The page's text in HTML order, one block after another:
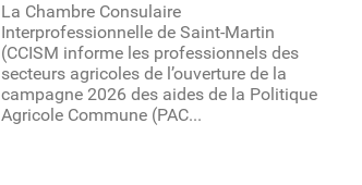
La Chambre Consulaire
Interprofessionnelle de Saint-Martin
(CCISM informe les professionnels des
secteurs agricoles de l’ouverture de la
campagne 2026 des aides de la Politique
Agricole Commune (PAC...